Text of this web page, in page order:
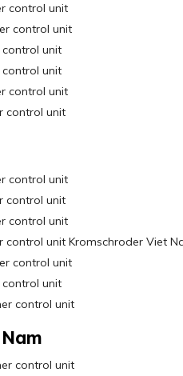
control unit
control unit
control unit
control unit
control unit
control unit
control unit
control unit
control unit
control unit Kromschroder Viet
control unit
control unit
control unit
control unit